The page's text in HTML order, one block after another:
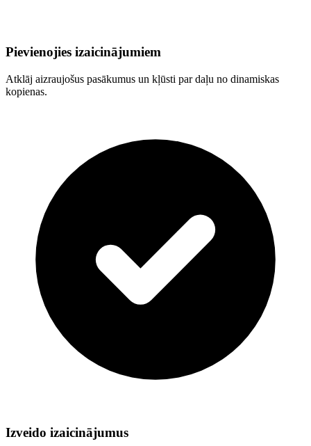
Pievienojies izaicinājumiem
Atklāj aizraujošus pasākumus un kļūsti par daļu no dinamiskas
kopienas.
Izveido izaicinājumus